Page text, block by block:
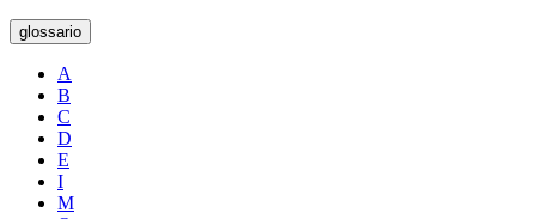
glossario
A
B
C
D
E
I
M